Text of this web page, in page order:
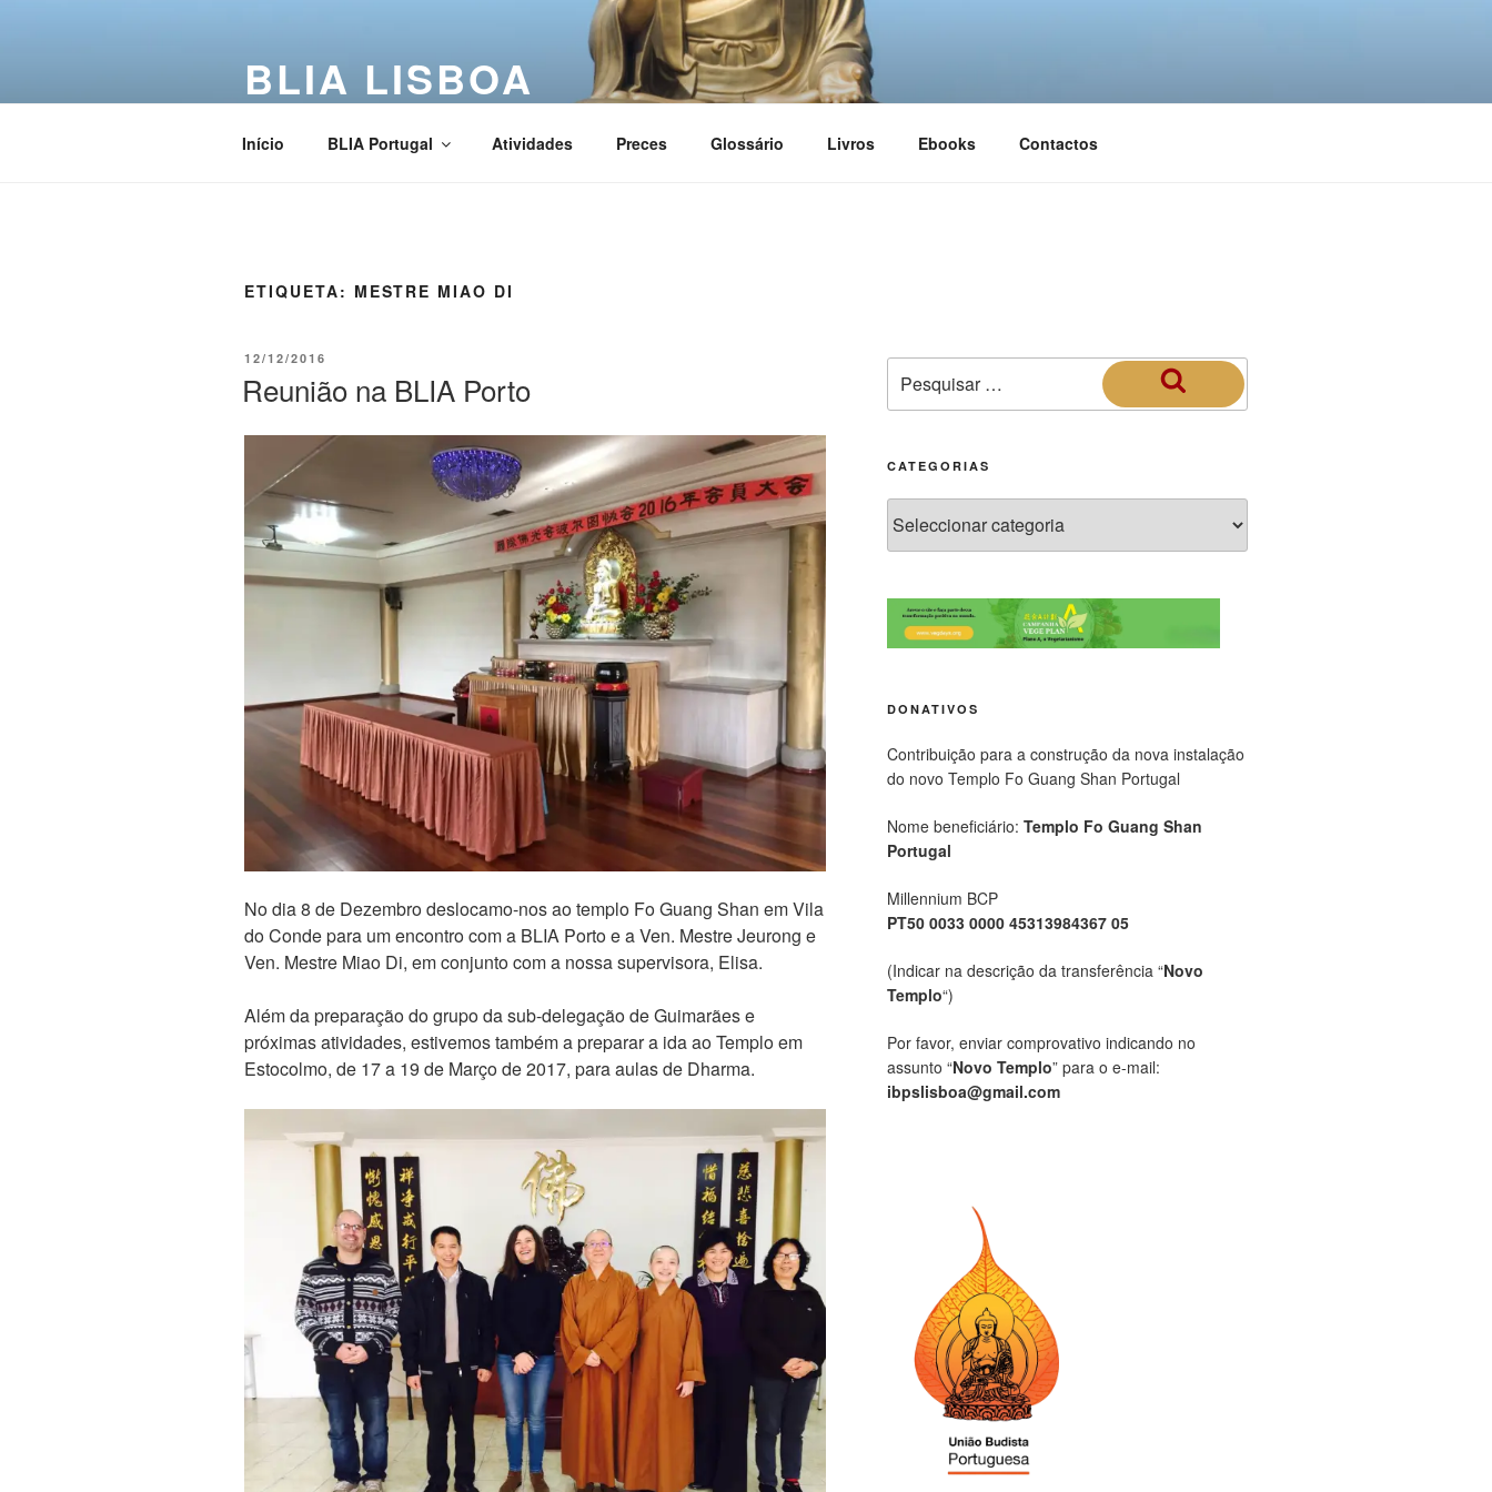
BLIA LISBOA
Início BLIA Portugal Atividades Preces Glossário Livros Ebooks Contactos
ETIQUETA: MESTRE MIAO DI
12/12/2016
Reunião na BLIA Porto
No dia 8 de Dezembro deslocamo-nos ao templo Fo Guang Shan em Vila
do Conde para um encontro com a BLIA Porto e a Ven. Mestre Jeurong e
Ven. Mestre Miao Di, em conjunto com a nossa supervisora, Elisa.
Além da preparação do grupo da sub-delegação de Guimarães e
próximas atividades, estivemos também a preparar a ida ao Templo em
Estocolmo, de 17 a 19 de Março de 2017, para aulas de Dharma.
CATEGORIAS
DONATIVOS
Contribuição para a construção da nova instalação
do novo Templo Fo Guang Shan Portugal
Nome beneficiário: Templo Fo Guang Shan
Portugal
Millennium BCP
PT50 0033 0000 45313984367 05
(Indicar na descrição da transferência “Novo
Templo“)
Por favor, enviar comprovativo indicando no
assunto “Novo Templo” para o e-mail:
ibpslisboa@gmail.com